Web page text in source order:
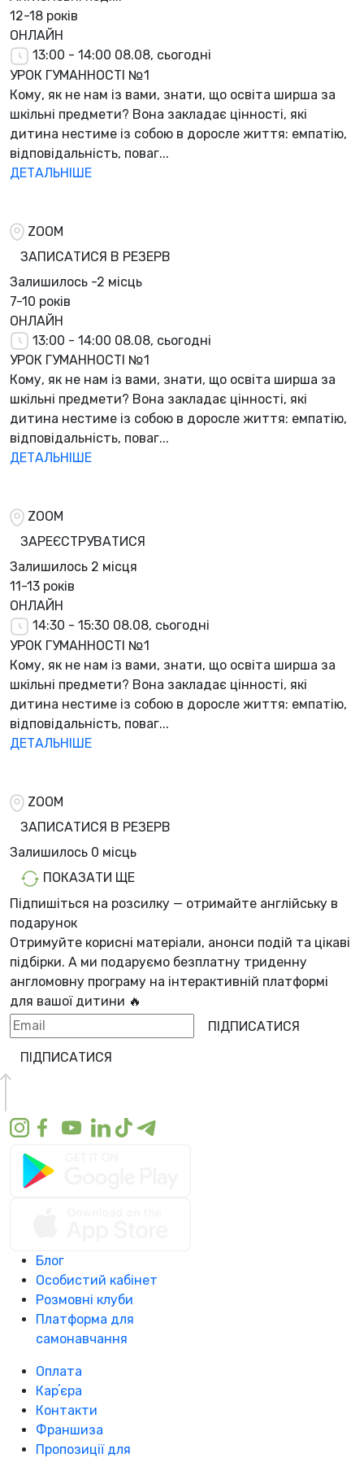
12-18 років
ОНЛАЙН
13:00 - 14:00 08.08, сьогодні
УРОК ГУМАННОСТІ №1
Кому, як не нам із вами, знати, що освіта ширша за
шкільні предмети? Вона закладає цінності, які
дитина нестиме із собою в доросле життя: емпатію,
відповідальність, поваг...
ДЕТАЛЬНІШЕ
ZOOM
ЗАПИСАТИСЯ В РЕЗЕРВ
Залишилось -2 місць
7-10 років
ОНЛАЙН
13:00 - 14:00 08.08, сьогодні
УРОК ГУМАННОСТІ №1
Кому, як не нам із вами, знати, що освіта ширша за
шкільні предмети? Вона закладає цінності, які
дитина нестиме із собою в доросле життя: емпатію,
відповідальність, поваг...
ДЕТАЛЬНІШЕ
ZOOM
ЗАРЕЄСТРУВАТИСЯ
Залишилось 2 місця
11-13 років
ОНЛАЙН
14:30 - 15:30 08.08, сьогодні
УРОК ГУМАННОСТІ №1
Кому, як не нам із вами, знати, що освіта ширша за
шкільні предмети? Вона закладає цінності, які
дитина нестиме із собою в доросле життя: емпатію,
відповідальність, поваг...
ДЕТАЛЬНІШЕ
ZOOM
ЗАПИСАТИСЯ В РЕЗЕРВ
Залишилось 0 місць
ПОКАЗАТИ ЩЕ
Підпишіться на розсилку — отримайте англійську в
подарунок
Отримуйте корисні матеріали, анонси подій та цікаві
підбірки. А ми подаруємо безплатну триденну
англомовну програму на інтерактивній платформі
для вашої дитини 🔥
ПІДПИСАТИСЯ
ПІДПИСАТИСЯ
Блог
Особистий кабінет
Розмовні клуби
Платформа для
самонавчання
Оплата
Карʼєра
Контакти
Франшиза
Пропозиції для